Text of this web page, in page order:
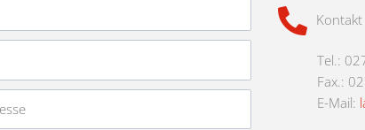
Kontakt
Tel.:
Fax.:
E-Mail: